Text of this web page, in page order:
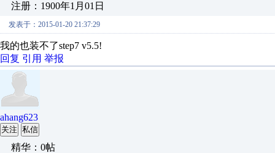
注册：1900年1月01日
发表于：2015-01-20 21:37:29
我的也装不了step7 v5.5!
回复 引用 举报
ahang623
关注 私信
精华：0帖